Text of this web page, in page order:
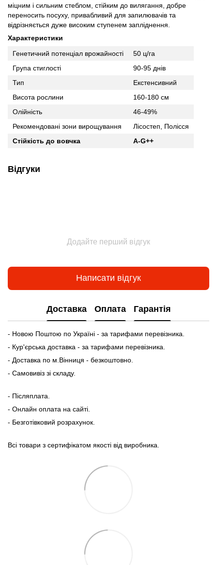
міцним і сильним стеблом, стійким до вилягання, добре
переносить посуху, привабливий для запилювачів та
відрізняється дуже високим ступенем запліднення.
Характеристики
Генетичний потенціал врожайності
50 ц/га
Група стиглості
90-95 днів
Тип
Екстенсивний
Висота рослини
160-180 см
Олійність
46-49%
Рекомендовані зони вирощування
Лісостеп, Полісся
Стійкість до вовчка
A-G++
Відгуки
Додайте перший відгук
Написати відгук
Доставка Оплата Гарантія
- Новою Поштою по Україні - за тарифами перевізника.
- Кур'єрська доставка - за тарифами перевізника.
- Доставка по м.Вінниця - безкоштовно.
- Самовивіз зі складу.
- Післяплата.
- Онлайн оплата на сайті.
- Безготівковий розрахунок.
Всі товари з сертифікатом якості від виробника.